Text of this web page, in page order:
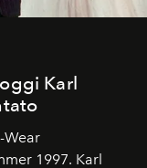
Karl
Wear
1997. Karl